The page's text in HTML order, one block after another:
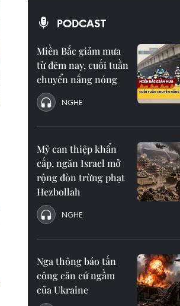
PODCAST
Miền Bắc giảm mưa
từ đêm nay, cuối tuần
chuyển nắng nóng
NGHE
Mỹ can thiệp khẩn
cấp, ngăn Israel mở
rộng đòn trừng phạt
Hezbollah
NGHE
Nga thông báo tấn
công căn cứ ngầm
của Ukraine